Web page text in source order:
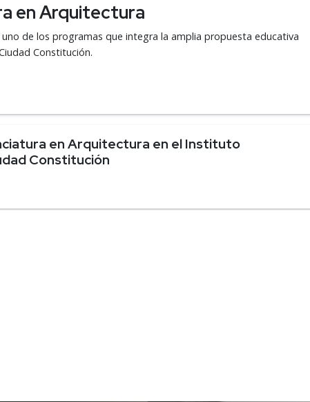
en Arquitectura
uno de los programas que integra la amplia propuesta educativa
Constitución.
en Arquitectura en el Instituto
Constitución